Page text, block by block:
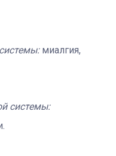
миалгия,
системы: